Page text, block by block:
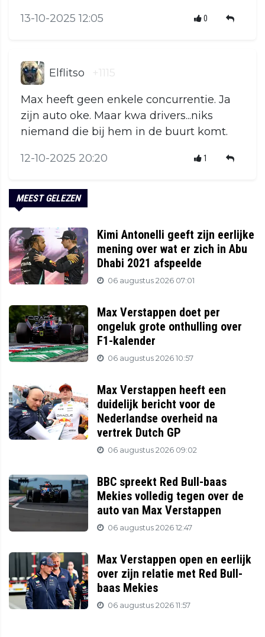
13-10-2025 12:05 0
Elflitso +1115
Max heeft geen enkele concurrentie. Ja
zijn auto oke. Maar kwa drivers...niks
niemand die bij hem in de buurt komt.
12-10-2025 20:20 1
MEEST GELEZEN
Kimi Antonelli geeft zijn eerlijke
mening over wat er zich in Abu
Dhabi 2021 afspeelde
06 augustus 2026 07:01
Max Verstappen doet per
ongeluk grote onthulling over
F1-kalender
06 augustus 2026 10:57
Max Verstappen heeft een
duidelijk bericht voor de
Nederlandse overheid na
vertrek Dutch GP
06 augustus 2026 09:02
BBC spreekt Red Bull-baas
Mekies volledig tegen over de
auto van Max Verstappen
06 augustus 2026 12:47
Max Verstappen open en eerlijk
over zijn relatie met Red Bull-
baas Mekies
06 augustus 2026 11:57